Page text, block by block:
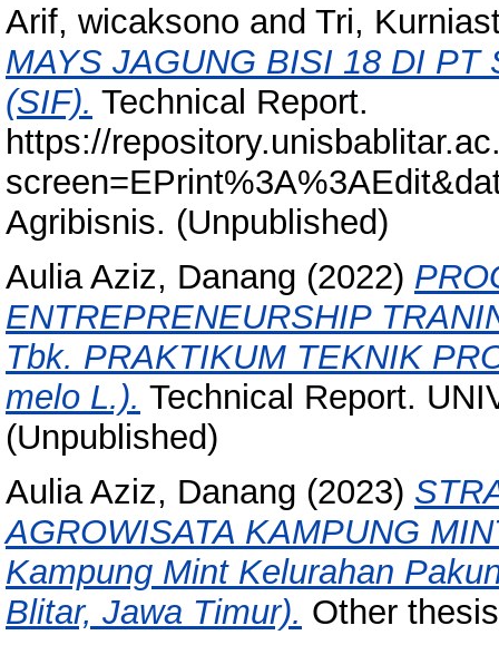
Arif, wicaksono and Tri,
MAYS JAGUNG BISI 18 DI PT
(SIF). Technical Report.
https://
Agribisnis. (Unpublished)
Aulia Aziz, Danang (2022)
ENTREPRENEURSHIP
Tbk. PRAKTIKUM TEKNIK
melo L.). Technical Report.
(Unpublished)
Aulia Aziz, Danang (2023)
AGROWISATA KAMPUNG
Kampung Mint Kelurahan
Blitar, Jawa Timur). Other